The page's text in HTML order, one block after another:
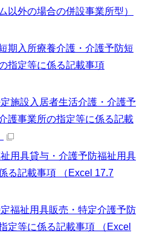
以外の場合の併設事業所型）
入所療養介護・介護予防短
指定等に係る記載事項
施設入居者生活介護・介護予
護事業所の指定等に係る記載
用具貸与・介護予防福祉用具
る記載事項 （Excel 17.7
福祉用具販売・特定介護予防
定等に係る記載事項 （Excel